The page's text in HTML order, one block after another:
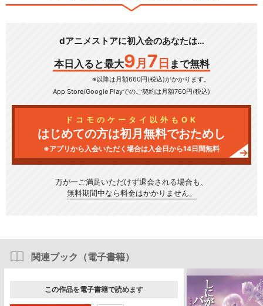
dアニメストアに初入会のあなたは…
本日入ると最大9 月 7 日 まで無料
※以降は月額660円(税込)がかかります。
App Store/Google Playでのご契約は月額760円(税込)
ドコモのケータイ以外もOK
はじめての方は初月無料でおためし
※アプリから入会いただく場合は入会日から14日間無料
万が一ご満足いただけず退会される場合も、
無料期間中なら料金はかかりません。
関連ブック（電子書籍）
この作品を電子書籍で読めます